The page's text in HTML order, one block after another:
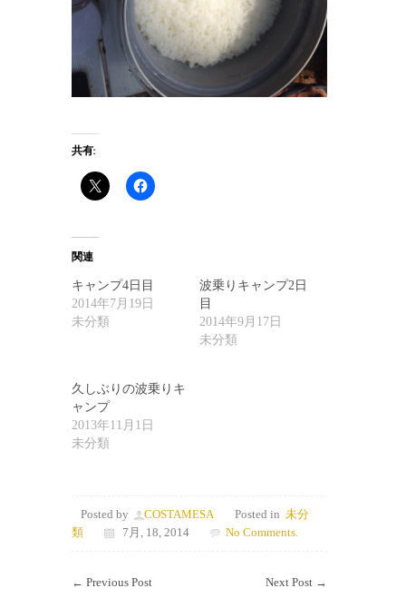
共有:
関連
キャンプ4日目
2014年7月19日
未分類
波乗りキャンプ2日
目
2014年9月17日
未分類
久しぶりの波乗りキ
ャンプ
2013年11月1日
未分類
Posted by COSTAMESA Posted in 未分
類
7月, 18, 2014 No Comments.
← Previous Post Next Post →